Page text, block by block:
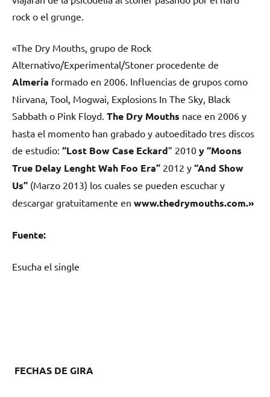
rock o el grunge.
«The Dry Mouths, grupo de Rock
Alternativo/Experimental/Stoner procedente de
Almería formado en 2006. Influencias de grupos como
Nirvana, Tool, Mogwai, Explosions In The Sky, Black
Sabbath o Pink Floyd. The Dry Mouths nace en 2006 y
hasta el momento han grabado y autoeditado tres discos
de estudio: “Lost Bow Case Eckard” 2010 y “Moons
True Delay Lenght Wah Foo Era” 2012 y “And Show
Us” (Marzo 2013) los cuales se pueden escuchar y
descargar gratuitamente en www.thedrymouths.com.»
Fuente:
Esucha el single
FECHAS DE GIRA